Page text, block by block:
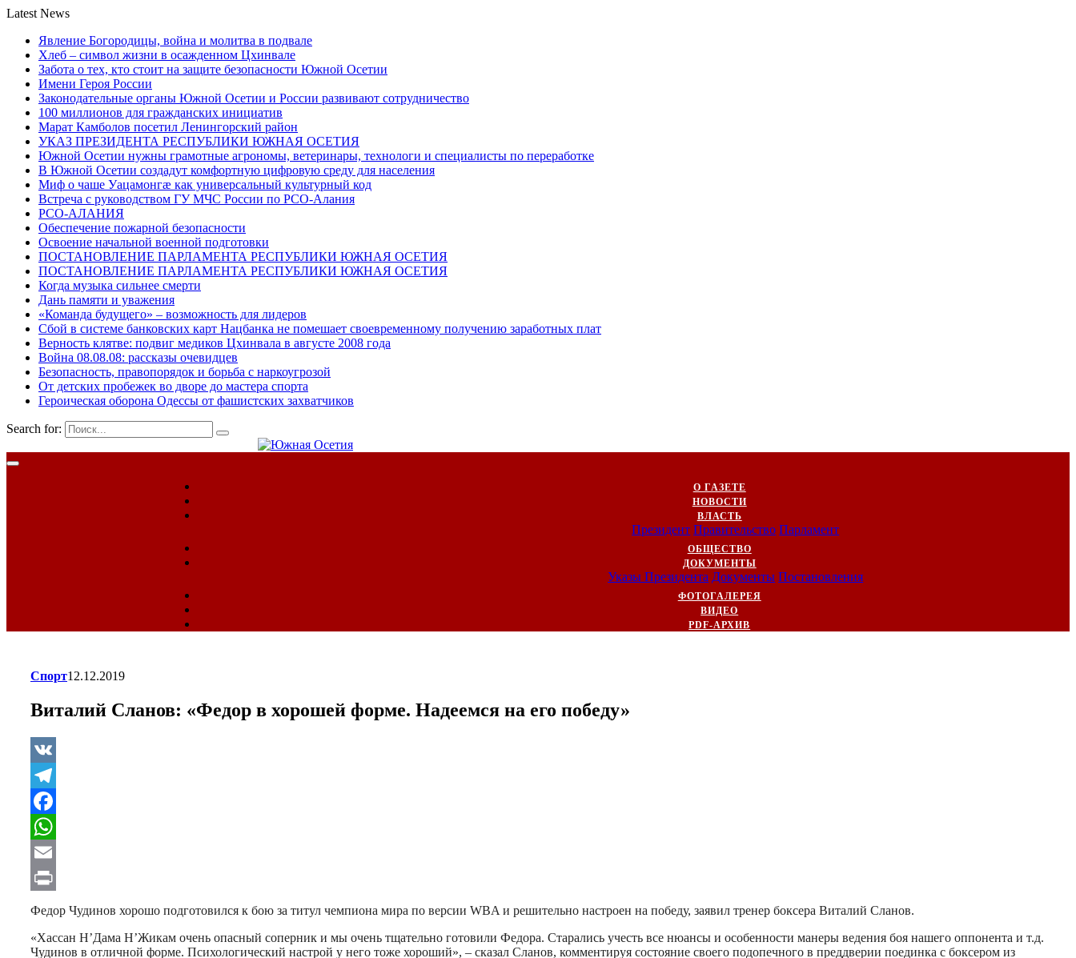
Latest News
Явление Богородицы, война и молитва в подвале
Хлеб – символ жизни в осажденном Цхинвале
Забота о тех, кто стоит на защите безопасности Южной Осетии
Имени Героя России
Законодательные органы Южной Осетии и России развивают сотрудничество
100 миллионов для гражданских инициатив
Марат Камболов посетил Ленингорский район
УКАЗ ПРЕЗИДЕНТА РЕСПУБЛИКИ ЮЖНАЯ ОСЕТИЯ
Южной Осетии нужны грамотные агрономы, ветеринары, технологи и специалисты по переработке
В Южной Осетии создадут комфортную цифровую среду для населения
Миф о чаше Уацамонгæ как универсальный культурный код
Встреча с руководством ГУ МЧС России по РСО-Алания
РСО-АЛАНИЯ
Обеспечение пожарной безопасности
Освоение начальной военной подготовки
ПОСТАНОВЛЕНИЕ ПАРЛАМЕНТА РЕСПУБЛИКИ ЮЖНАЯ ОСЕТИЯ
ПОСТАНОВЛЕНИЕ ПАРЛАМЕНТА РЕСПУБЛИКИ ЮЖНАЯ ОСЕТИЯ
Когда музыка сильнее смерти
Дань памяти и уважения
«Команда будущего» – возможность для лидеров
Сбой в системе банковских карт Нацбанка не помешает своевременному получению заработных плат
Верность клятве: подвиг медиков Цхинвала в августе 2008 года
Война 08.08.08: рассказы очевидцев
Безопасность, правопорядок и борьба с наркоугрозой
От детских пробежек во дворе до мастера спорта
Героическая оборона Одессы от фашистских захватчиков
Search for:
О ГАЗЕТЕ
НОВОСТИ
ВЛАСТЬ
Президент Правительство Парламент
ОБЩЕСТВО
ДОКУМЕНТЫ
Указы Президента Документы Постановления
ФОТОГАЛЕРЕЯ
ВИДЕО
PDF-АРХИВ
Спорт12.12.2019
Виталий Сланов: «Федор в хорошей форме. Надеемся на его победу»
VK
Telegram
Facebook
WhatsApp
Email
Print
Федор Чудинов хорошо подготовился к бою за титул чемпиона мира по версии WBA и решительно настроен на победу, заявил тренер боксера Виталий Сланов.
«Хассан Н’Дама Н’Жикам очень опасный cоперник и мы очень тщательно готовили Федора. Старались учесть все нюансы и особенности манеры ведения боя нашего оппонента и т.д.
Чудинов в отличной форме. Психологический настрой у него тоже хороший», – сказал Сланов, комментируя состояние своего подопечного в преддверии поединка с боксером из